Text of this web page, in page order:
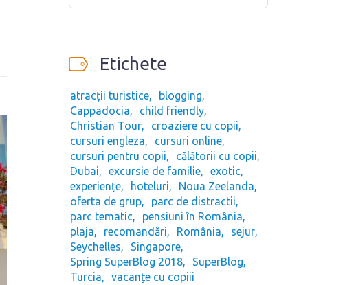
Etichete
atracții turistice
blogging
Cappadocia
child friendly
Christian Tour
croaziere cu copii
cursuri engleza
cursuri online
cursuri pentru copii
călătorii cu copii
Dubai
excursie de familie
exotic
experiențe
hoteluri
Noua Zeelanda
oferta de grup
parc de distractii
parc tematic
pensiuni în România
plaja
recomandări România
sejur
Seychelles
Singapore
Spring SuperBlog 2018
SuperBlog
Turcia
vacanțe cu copiii